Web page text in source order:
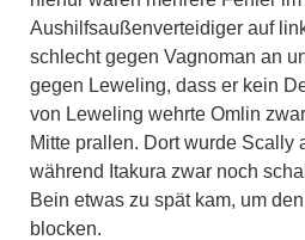
Aushilfsaußenverteidiger auf
schlecht gegen Vagnoman an
gegen Leweling, dass er kein
von Leweling wehrte Omlin
Mitte prallen. Dort wurde Scally
während Itakura zwar noch
Bein etwas zu spät kam, um
blocken.